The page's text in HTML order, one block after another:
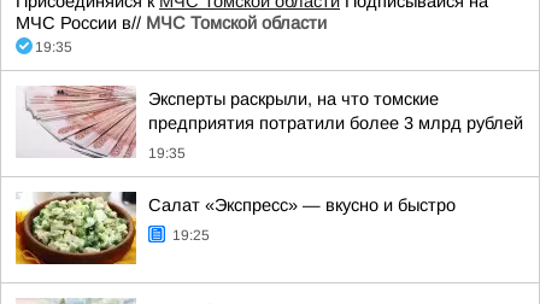
МЧС России в// МЧС Томской области
19:35
Эксперты раскрыли, на что томские
предприятия потратили более 3 млрд рублей
19:35
Салат «Экспресс» — вкусно и быстро
19:25